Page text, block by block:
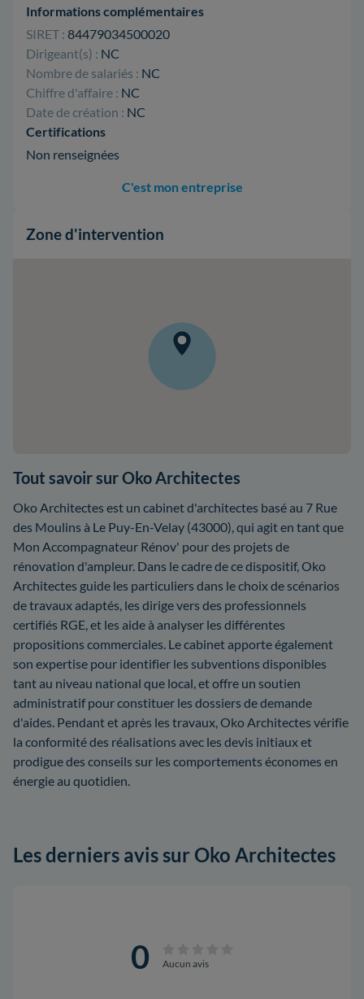
Informations complémentaires
SIRET : 84479034500020
Dirigeant(s) : NC
Nombre de salariés : NC
Chiffre d'affaire : NC
Date de création : NC
Certifications
Non renseignées
C'est mon entreprise
Zone d'intervention
Tout savoir sur Oko Architectes
Oko Architectes est un cabinet d'architectes basé au 7 Rue
des Moulins à Le Puy-En-Velay (43000), qui agit en tant que
Mon Accompagnateur Rénov' pour des projets de
rénovation d'ampleur. Dans le cadre de ce dispositif, Oko
Architectes guide les particuliers dans le choix de scénarios
de travaux adaptés, les dirige vers des professionnels
certifiés RGE, et les aide à analyser les différentes
propositions commerciales. Le cabinet apporte également
son expertise pour identifier les subventions disponibles
tant au niveau national que local, et offre un soutien
administratif pour constituer les dossiers de demande
d'aides. Pendant et après les travaux, Oko Architectes vérifie
la conformité des réalisations avec les devis initiaux et
prodigue des conseils sur les comportements économes en
énergie au quotidien.
Les derniers avis sur Oko Architectes
0 Aucun avis